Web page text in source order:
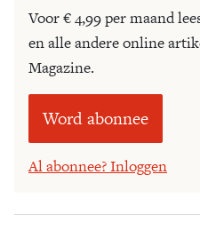
Voor € 4,99 per maand
en alle andere online
Magazine.
Word abonnee
Al abonnee? Inloggen